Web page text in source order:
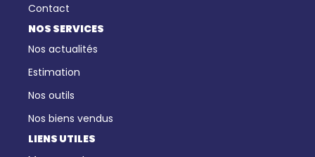
Contact
NOS SERVICES
Nos actualités
Estimation
Nos outils
Nos biens vendus
LIENS UTILES